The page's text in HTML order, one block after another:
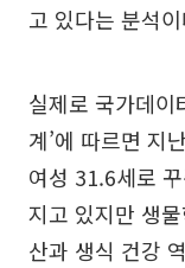
고 있다는 분석
실제로 국가데이
계’에 따르면 지
여성 31.6세로
지고 있지만 생
산과 생식 건강